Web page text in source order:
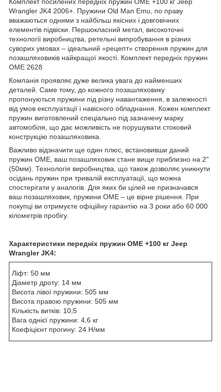
Wrangler JK4 2006+. Пружини Old Man Emu, по праву
вважаються одними з найбільш якісних і довговічних
елементів підвіски. Першокласний метал, високоточні
технології виробництва, ретельні випробування в різних
суворих умовах – ідеальний «рецепт» створення пружин для
позашляховиків найкращої якості. Комплект передніх пружин
OME 2628
Компанія проявляє дуже велика увага до найменших
деталей. Саме тому, до кожного позашляховику
пропонуються пружини під різну навантаження, в залежності
від умов експлуатації і навісного обладнання. Кожен комплект
пружин виготовлений спеціально під зазначену марку
автомобіля, що дає можливість не порушувати стоковий
конструкцію позашляховика.
Важливо відзначити ще один плюс, встановивши даний
пружин OME, ваш позашляховик стане вище приблизно на 2"
(50мм). Технологія виробництва, що також дозволяє уникнути
осідань пружин при тривалій експлуатації, що можна
спостерігати у аналогів. Для яких би цілей не призначався
ваш позашляховик, пружини OME – це вірне рішення. При
покупці ви отримуєте офіційну гарантію на 3 роки або 60 000
кілометрів пробігу.
Характеристики передніх пружин OME +100 кг Jeep
Wrangler JK4:
Ліфт: 50 мм
Діаметр дроту: 14 мм
Висота лівої пружини: 505 мм
Висота правою пружини: 505 мм
Кількість витків: 10,5
Вага однієї пружини: 4,6 кг
Коефіцієнт прогину: 24 Н/мм